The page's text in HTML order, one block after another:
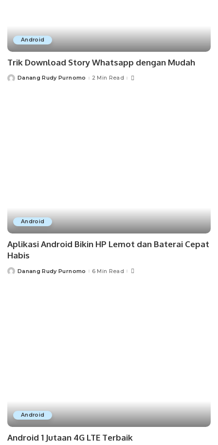
Android
Trik Download Story Whatsapp dengan Mudah
PostedDanang Rudy Purnomo 2 Min Read
Android
Aplikasi Android Bikin HP Lemot dan Baterai Cepat
Habis
PostedDanang Rudy Purnomo 6 Min Read
Android
Android 1 Jutaan 4G LTE Terbaik